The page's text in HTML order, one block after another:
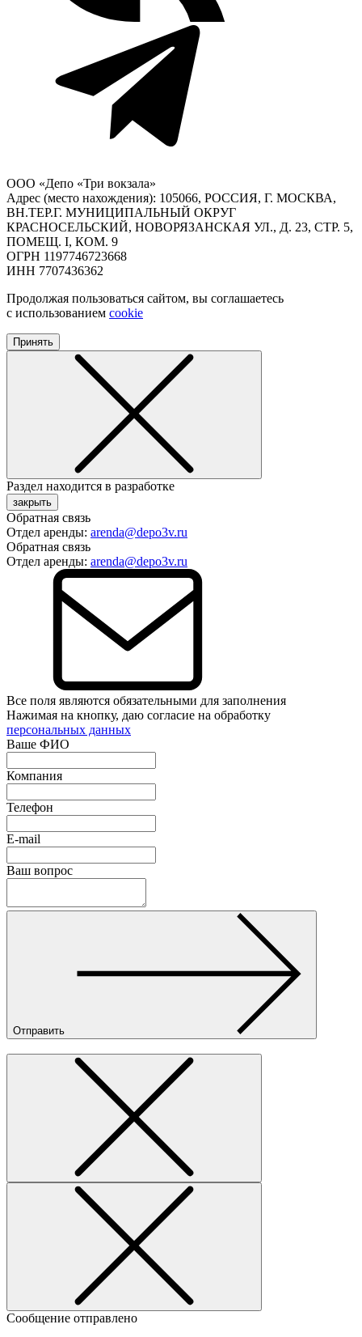
ООО «Депо «Три вокзала»
Адрес (место нахождения): 105066, РОССИЯ, Г. МОСКВА,
ВН.ТЕР.Г. МУНИЦИПАЛЬНЫЙ ОКРУГ
КРАСНОСЕЛЬСКИЙ, НОВОРЯЗАНСКАЯ УЛ., Д. 23, СТР. 5,
ПОМЕЩ. I, КОМ. 9
ОГРН 1197746723668
ИНН 7707436362
Продолжая пользоваться сайтом, вы соглашаетесь
с использованием cookie
Принять
Раздел находится в разработке
закрыть
Обратная связь
Отдел аренды: arenda@depo3v.ru
Обратная связь
Отдел аренды: arenda@depo3v.ru
Все поля являются обязательными для заполнения
Нажимая на кнопку, даю согласие на обработку
персональных данных
Ваше ФИО
Компания
Телефон
E-mail
Ваш вопрос
Отправить
Сообщение отправлено